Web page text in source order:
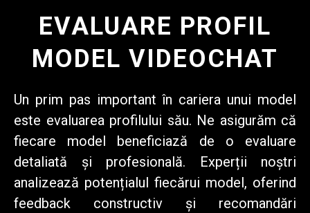
EVALUARE PROFIL
MODEL VIDEOCHAT
Un prim pas important în cariera unui model
este evaluarea profilului său. Ne asigurăm că
fiecare model beneficiază de o evaluare
detaliată și profesională. Experții noștri
analizează potențialul fiecărui model, oferind
feedback constructiv și recomandări